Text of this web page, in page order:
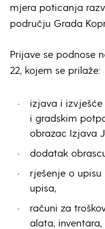
mjera poticanja
području Grada
Prijave se podnose
22, kojem se prilaže:
izjava i
i gradskim
obrazac Izjava
dodatak
rješenje o
upisa,
računi za
alata,